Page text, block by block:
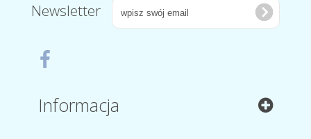
Newsletter
Informacja